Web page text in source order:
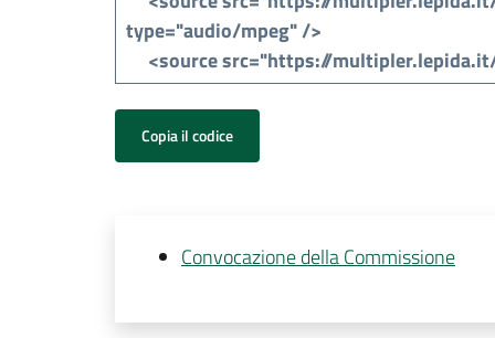
Copia il codice
Convocazione della Commissione